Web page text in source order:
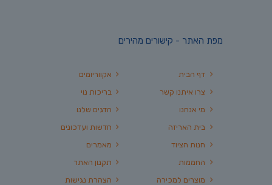
מפת האתר - קישורים מהירים
אקווריומים
בריכות נוי
הדגים שלנו
חדשות ועדכונים
מאמרים
תקנון האתר
הצהרת נגישות
דף הבית
צרו איתנו קשר
מי אנחנו
בית האריזה
חנות הציוד
החממות
מוצרים למכירה